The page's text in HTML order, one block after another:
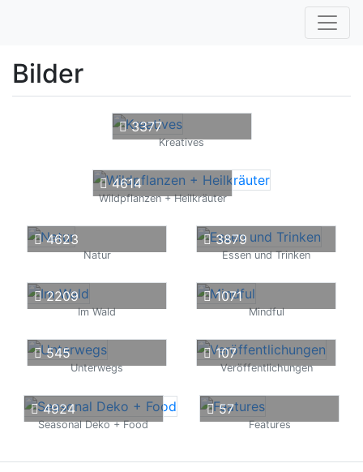
Bilder
3377
Kreatives
4614
Wildpflanzen + Heilkräuter
4623
Natur
3879
Essen und Trinken
2209
Im Wald
1071
Mindful
545
Unterwegs
107
Veröffentlichungen
4924
Seasonal Deko + Food
57
Features